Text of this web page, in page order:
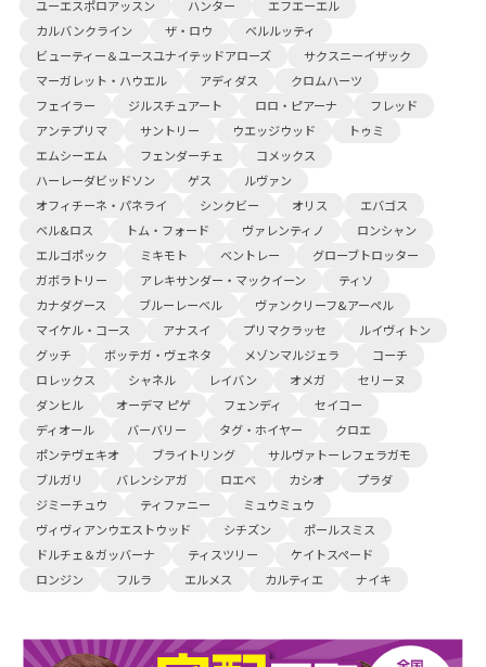
ユーエスポロアッスン ハンター
エフエーエル
カルバンクライン
ザ・ロウ
ベルルッティ
ビューティー＆ユースユナイテッドアローズ
サクスニーイザック
マーガレット・ハウエル
アディダス
クロムハーツ
フェイラー
ジルスチュアート ロロ・ピアーナ
フレッド
アンテプリマ
サントリー ウエッジウッド
トゥミ
エムシーエム
フェンダーチェ
コメックス
ハーレーダビッドソン
ゲス
ルヴァン
オフィチーネ・パネライ
シンクビー オリス
エバゴス
ベル&ロス
トム・フォード ヴァレンティノ
ロンシャン
エルゴポック
ミキモト ベントレー
グローブトロッター
ガボラトリー
アレキサンダー・マックイーン
ティソ
カナダグース
ブルーレーベル
ヴァンクリーフ&アーペル
マイケル・コース
アナスイ プリマクラッセ
ルイヴィトン
グッチ
ボッテガ・ヴェネタ メゾンマルジェラ
コーチ
ロレックス
シャネル レイバン オメガ
セリーヌ
ダンヒル
オーデマ ピゲ フェンディ
セイコー
ディオール
バーバリー タグ・ホイヤー
クロエ
ポンテヴェキオ
ブライトリング
サルヴァトーレフェラガモ
ブルガリ
バレンシアガ ロエベ カシオ
プラダ
ジミーチュウ
ティファニー
ミュウミュウ
ヴィヴィアンウエストウッド
シチズン
ポールスミス
ドルチェ＆ガッバーナ
ティスツリー
ケイトスペード
ロンジン
フルラ エルメス カルティエ ナイキ